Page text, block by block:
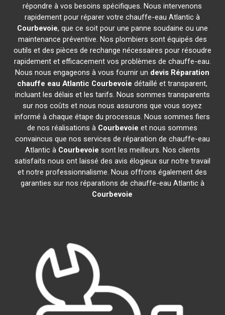
répondre à vos besoins spécifiques. Nous intervenons
rapidement pour réparer votre chauffe-eau Atlantic à
Courbevoie, que ce soit pour une panne soudaine ou une
maintenance préventive. Nos plombiers sont équipés des
outils et des pièces de rechange nécessaires pour résoudre
rapidement et efficacement vos problèmes de chauffe-eau.
Nous nous engageons à vous fournir un devis Réparation
chauffe eau Atlantic Courbevoie détaillé et transparent,
incluant les délais et les tarifs. Nous sommes transparents
sur nos coûts et nous nous assurons que vous soyez
informé à chaque étape du processus. Nous sommes fiers
de nos réalisations à Courbevoie et nous sommes
convaincus que nos services de réparation de chauffe-eau
Atlantic à Courbevoie sont les meilleurs. Nos clients
satisfaits nous ont laissé des avis élogieux sur notre travail
et notre professionnalisme. Nous offrons également des
garanties sur nos réparations de chauffe-eau Atlantic à
Courbevoie